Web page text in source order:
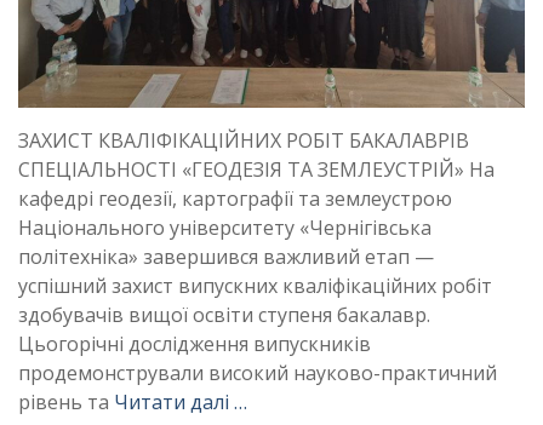
ЗАХИСТ КВАЛІФІКАЦІЙНИХ РОБІТ БАКАЛАВРІВ
СПЕЦІАЛЬНОСТІ «ГЕОДЕЗІЯ ТА ЗЕМЛЕУСТРІЙ» На
кафедрі геодезії, картографії та землеустрою
Національного університету «Чернігівська
політехніка» завершився важливий етап —
успішний захист випускних кваліфікаційних робіт
здобувачів вищої освіти ступеня бакалавр.
Цьогорічні дослідження випускників
продемонстрували високий науково-практичний
рівень та Читати далі …